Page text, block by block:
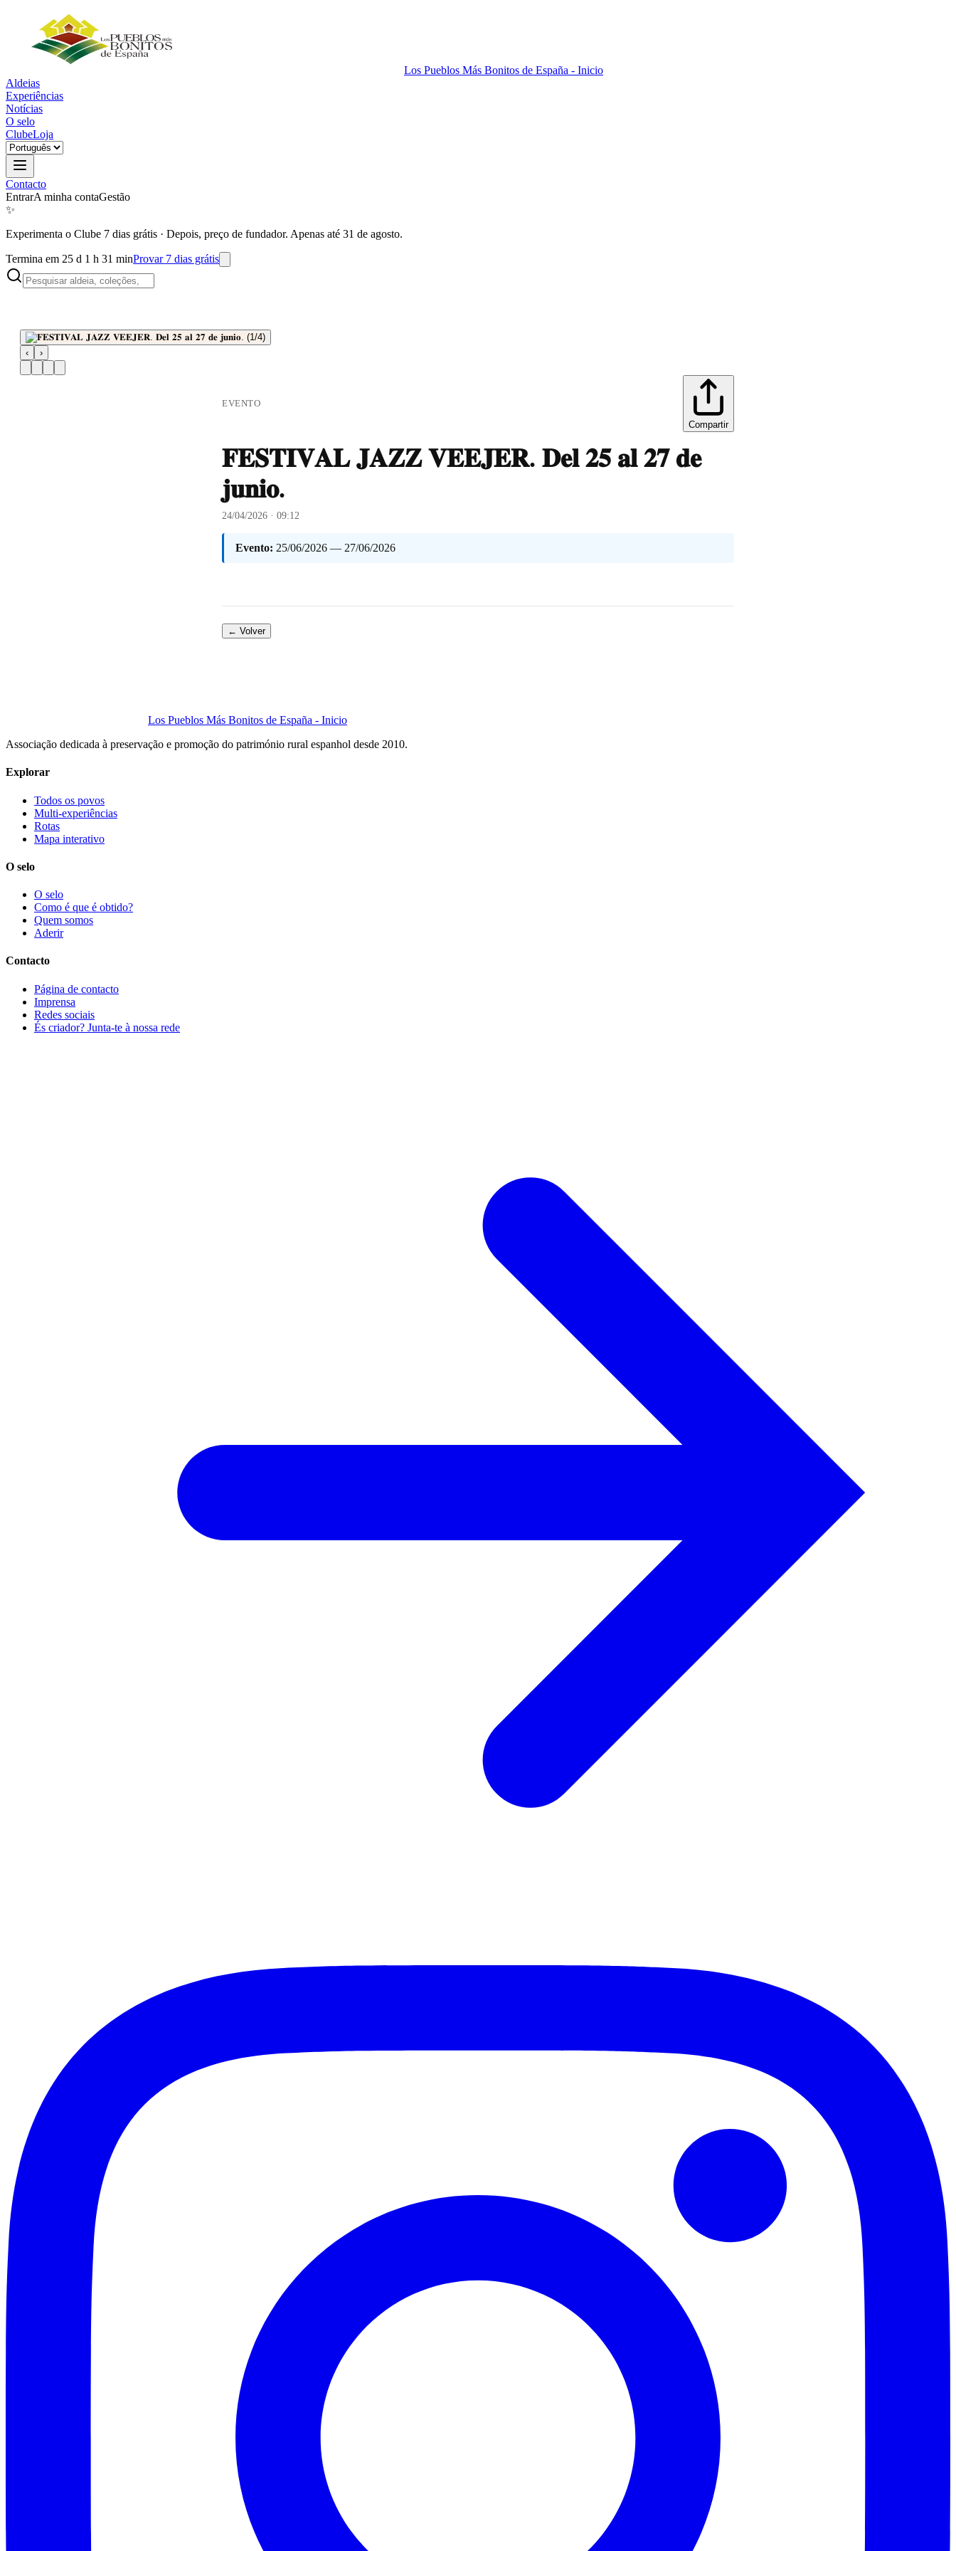
Los Pueblos Más Bonitos de España - Inicio
Aldeias
Experiências
Notícias
O selo
ClubeLoja
Contacto
EntrarA minha contaGestão
✨
Experimenta o Clube 7 dias grátis · Depois, preço de fundador. Apenas até 31 de agosto.
Termina em 25 d 1 h 31 minProvar 7 dias grátis
‹ ›
EVENTO
Compartir
𝐅𝐄𝐒𝐓𝐈𝐕𝐀𝐋 𝐉𝐀𝐙𝐙 𝐕𝐄𝐄𝐉𝐄𝐑. 𝐃𝐞𝐥 𝟐𝟓 𝐚𝐥 𝟐𝟕 𝐝𝐞
𝐣𝐮𝐧𝐢𝐨.
24/04/2026 · 09:12
Evento: 25/06/2026 — 27/06/2026
← Volver
Los Pueblos Más Bonitos de España - Inicio
Associação dedicada à preservação e promoção do património rural espanhol desde 2010.
Explorar
Todos os povos
Multi-experiências
Rotas
Mapa interativo
O selo
O selo
Como é que é obtido?
Quem somos
Aderir
Contacto
Página de contacto
Imprensa
Redes sociais
És criador? Junta-te à nossa rede